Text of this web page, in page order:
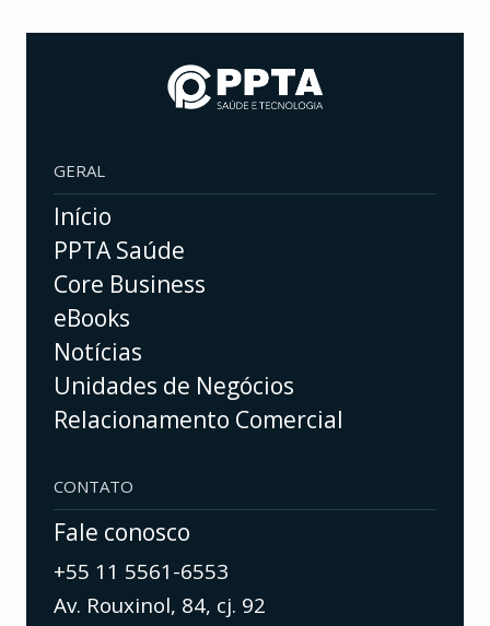
GERAL
Início
PPTA Saúde
Core Business
eBooks
Notícias
Unidades de Negócios
Relacionamento Comercial
CONTATO
Fale conosco
+55 11 5561-6553
Av. Rouxinol, 84, cj. 92